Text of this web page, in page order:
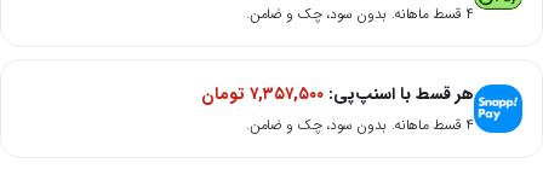
۴ قسط ماهانه. بدون سود، چک و ضامن.
هر قسط با اسنپ‌پی: ۷,۳۵۷,۵۰۰ تومان
۴ قسط ماهانه. بدون سود، چک و ضامن.